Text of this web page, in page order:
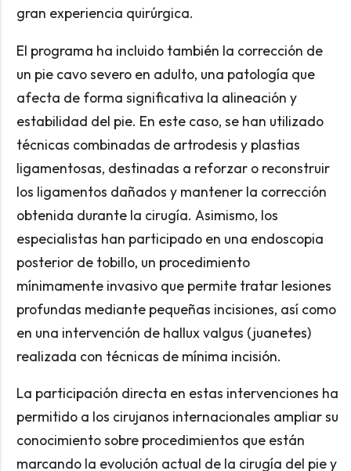
gran experiencia quirúrgica.
El programa ha incluido también la corrección de
un pie cavo severo en adulto, una patología que
afecta de forma significativa la alineación y
estabilidad del pie. En este caso, se han utilizado
técnicas combinadas de artrodesis y plastias
ligamentosas, destinadas a reforzar o reconstruir
los ligamentos dañados y mantener la corrección
obtenida durante la cirugía. Asimismo, los
especialistas han participado en una endoscopia
posterior de tobillo, un procedimiento
mínimamente invasivo que permite tratar lesiones
profundas mediante pequeñas incisiones, así como
en una intervención de hallux valgus (juanetes)
realizada con técnicas de mínima incisión.
La participación directa en estas intervenciones ha
permitido a los cirujanos internacionales ampliar su
conocimiento sobre procedimientos que están
marcando la evolución actual de la cirugía del pie y